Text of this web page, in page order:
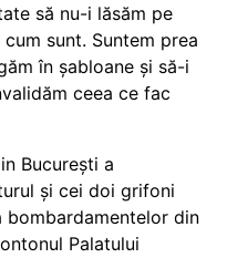
să nu-i lăsăm pe
sunt. Suntem prea
în șabloane și să-i
ceea ce fac
București a
și cei doi grifoni
bombardamentelor din
Palatului